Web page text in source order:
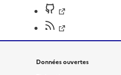
Données ouvertes